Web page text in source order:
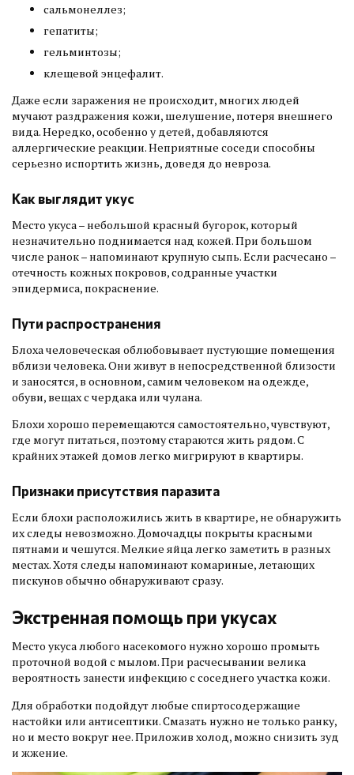
сальмонеллез;
гепатиты;
гельминтозы;
клещевой энцефалит.
Даже если заражения не происходит, многих людей
мучают раздражения кожи, шелушение, потеря внешнего
вида. Нередко, особенно у детей, добавляются
аллергические реакции. Неприятные соседи способны
серьезно испортить жизнь, доведя до невроза.
Как выглядит укус
Место укуса – небольшой красный бугорок, который
незначительно поднимается над кожей. При большом
числе ранок – напоминают крупную сыпь. Если расчесано –
отечность кожных покровов, содранные участки
эпидермиса, покраснение.
Пути распространения
Блоха человеческая облюбовывает пустующие помещения
вблизи человека. Они живут в непосредственной близости
и заносятся, в основном, самим человеком на одежде,
обуви, вещах с чердака или чулана.
Блохи хорошо перемещаются самостоятельно, чувствуют,
где могут питаться, поэтому стараются жить рядом. С
крайних этажей домов легко мигрируют в квартиры.
Признаки присутствия паразита
Если блохи расположились жить в квартире, не обнаружить
их следы невозможно. Домочадцы покрыты красными
пятнами и чешутся. Мелкие яйца легко заметить в разных
местах. Хотя следы напоминают комариные, летающих
пискунов обычно обнаруживают сразу.
Экстренная помощь при укусах
Место укуса любого насекомого нужно хорошо промыть
проточной водой с мылом. При расчесывании велика
вероятность занести инфекцию с соседнего участка кожи.
Для обработки подойдут любые спиртосодержащие
настойки или антисептики. Смазать нужно не только ранку,
но и место вокруг нее. Приложив холод, можно снизить зуд
и жжение.